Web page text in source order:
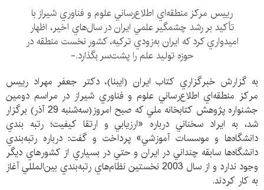
رييس مركز منطقه‌اي اطلاع‌رساني علوم و فناوري شيراز با
تأكيد بر رشد چشمگير علمي ايران در سال‌هاي اخير، اظهار
اميدواري كرد كه ايران به‌زودي تركيه، كشور نخست منطقه در
حوزه توليد علم را پشت‌سر بگذارد.-
به گزارش خبرگزاري كتاب ايران (ايبنا)، دكتر جعفر مهراد رييس
مركز منطقه‌اي اطلاع‌رساني علوم و فناوري شيراز در مراسم دومين
جشنواره پژوهش كتابخانه ملي كه صبح امروز(سه‌شنبه 29 آذر) برگزار
شد، به ايراد سخناني درباره «ارزيابي و ارتقا كيفيت؛ رتبه بندي
دانشگاه‌ها و موسسات آموزشي» پرداخت و گفت: درباره رتبه‌بندي
دانشگاه‌ها سابقه چنداني در ايران و حتي در بسياري از كشورهاي ديگر
وجود ندارد و از سال 2003 نخستين نظام‌هاي رتبه‌بندي بين‌المللي آغاز
به كار كردند.